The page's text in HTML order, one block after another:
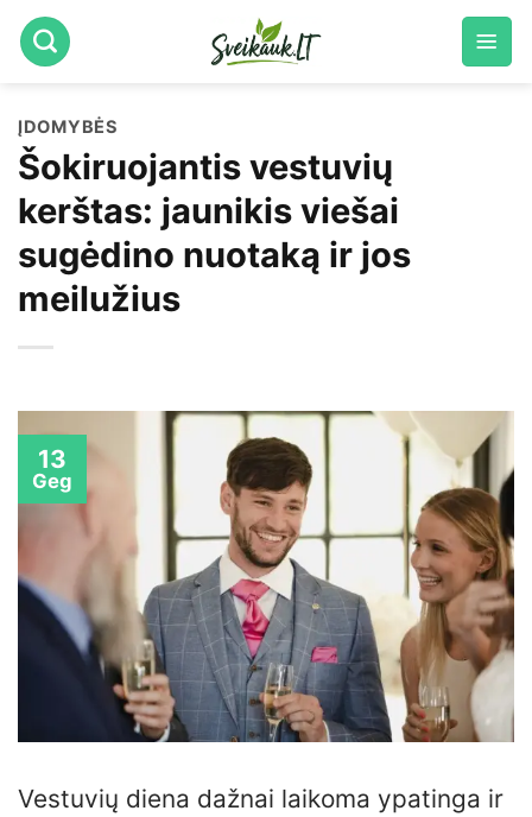
Skip
to
ĮDOMYBĖS
Šokiruojantis vestuvių
kerštas: jaunikis viešai
sugėdino nuotaką ir jos
meilužius
13
Geg
Vestuvių diena dažnai laikoma ypatinga ir